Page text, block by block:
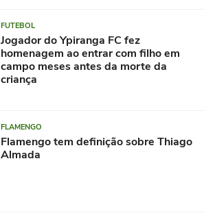
FUTEBOL
Jogador do Ypiranga FC fez
homenagem ao entrar com filho em
campo meses antes da morte da
criança
FLAMENGO
Flamengo tem definição sobre Thiago
Almada